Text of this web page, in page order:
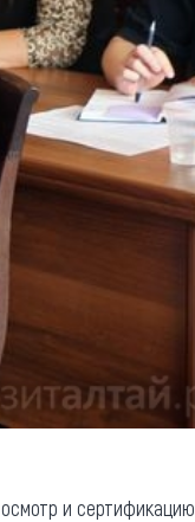
и сертификацию